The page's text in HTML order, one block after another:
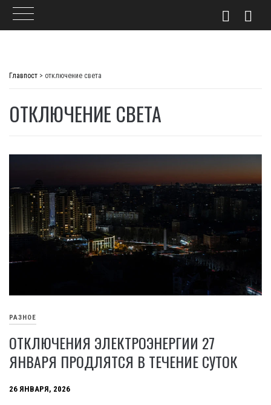
Главпост > отключение света
ОТКЛЮЧЕНИЕ СВЕТА
РАЗНОЕ
ОТКЛЮЧЕНИЯ ЭЛЕКТРОЭНЕРГИИ 27
ЯНВАРЯ ПРОДЛЯТСЯ В ТЕЧЕНИЕ СУТОК
26 ЯНВАРЯ, 2026